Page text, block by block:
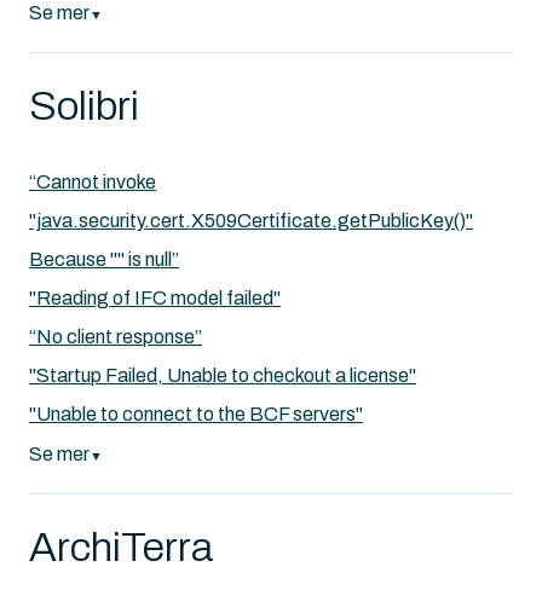
Se mer▼
Solibri
“Cannot invoke
"java.security.cert.X509Certificate.getPublicKey()"
Because "" is null”
"Reading of IFC model failed"
“No client response”
"Startup Failed, Unable to checkout a license"
"Unable to connect to the BCF servers"
Se mer▼
ArchiTerra